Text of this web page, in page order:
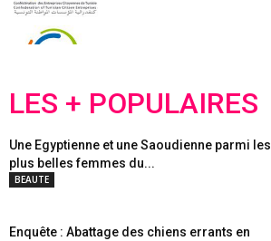
LES + POPULAIRES
Une Egyptienne et une Saoudienne parmi les
plus belles femmes du...
BEAUTE
Enquête : Abattage des chiens errants en